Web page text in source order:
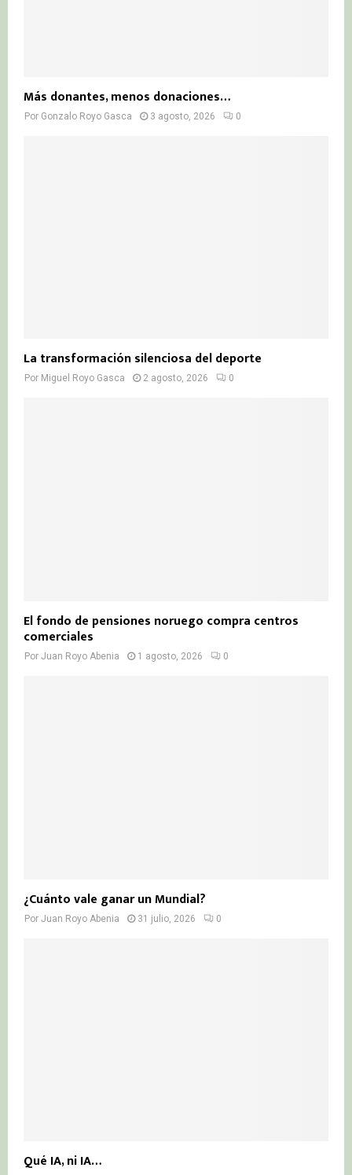
Más donantes, menos donaciones…
Por Gonzalo Royo Gasca 3 agosto, 2026 0
La transformación silenciosa del deporte
Por Miguel Royo Gasca 2 agosto, 2026 0
El fondo de pensiones noruego compra centros
comerciales
Por Juan Royo Abenia 1 agosto, 2026 0
¿Cuánto vale ganar un Mundial?
Por Juan Royo Abenia 31 julio, 2026 0
Qué IA, ni IA…